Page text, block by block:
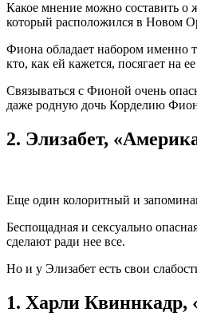
Какое мнение можно составить о
который расположился в Новом
Фиона обладает набором именно
кто, как ей кажется, посягает на
Связываться с Фионой очень
даже родную дочь Корделию
2. Элизабет,
Еще один колоритный и
Беспощадная и сексуально
сделают ради нее все.
Но и у Элизабет есть свои
1. Харли Квиннкадр,